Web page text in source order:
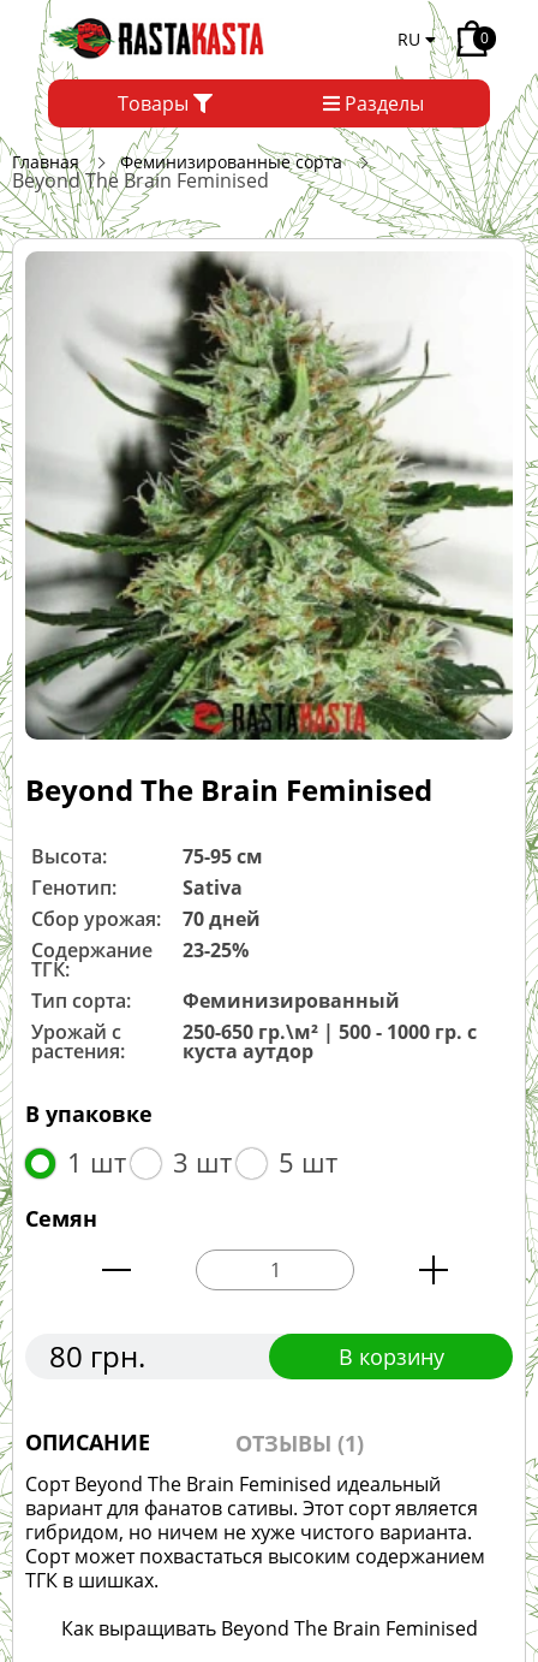
RU 0
Товары Разделы
Главная Феминизированные сорта
Beyond The Brain Feminised
Beyond The Brain Feminised
Высота:
75-95 см
Генотип:
Sativa
Сбор урожая:
70 дней
Содержание
ТГК:
23-25%
Тип сорта:
Феминизированный
Урожай с
растения:
250-650 гр.\м² | 500 - 1000 гр. с
куста аутдор
В упаковке
1 шт 3 шт 5 шт
Семян
80 грн. В корзину
ОПИСАНИЕ ОТЗЫВЫ (1)
Сорт Beyond The Brain Feminised идеальный
вариант для фанатов сативы. Этот сорт является
гибридом, но ничем не хуже чистого варианта.
Сорт может похвастаться высоким содержанием
ТГК в шишках.
Как выращивать Beyond The Brain Feminised